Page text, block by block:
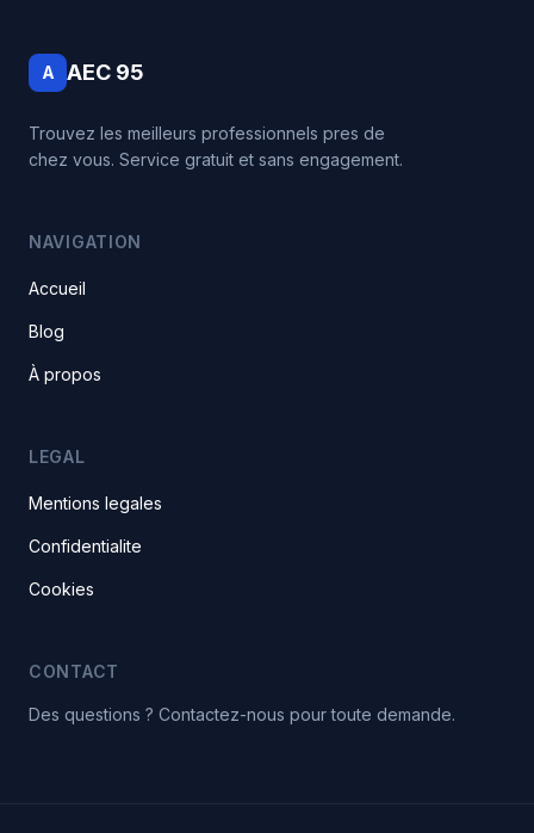
A AEC 95
Trouvez les meilleurs professionnels pres de
chez vous. Service gratuit et sans engagement.
NAVIGATION
Accueil
Blog
À propos
LEGAL
Mentions legales
Confidentialite
Cookies
CONTACT
Des questions ? Contactez-nous pour toute demande.